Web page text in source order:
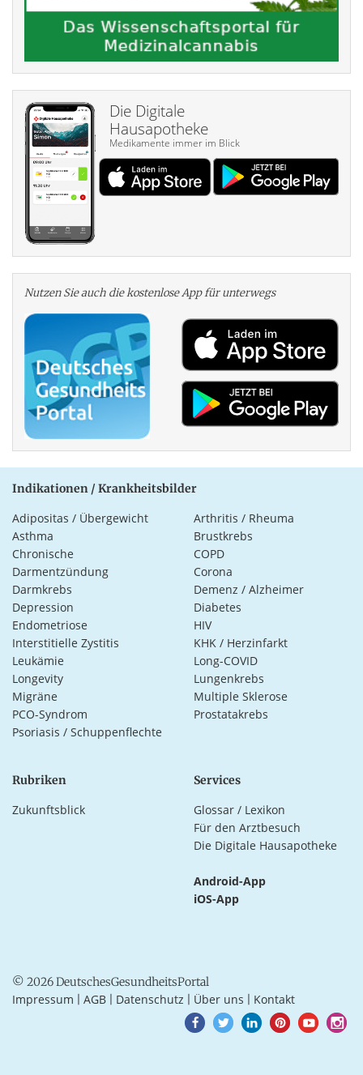
Die Digitale
Hausapotheke
Medikamente immer im Blick
Nutzen Sie auch die kosten­lose App für unterwegs
Indikationen / Krankheitsbilder
Adipositas / Übergewicht
Arthritis / Rheuma
Asthma
Brustkrebs
Chronische
Darmentzündung
COPD
Corona
Darmkrebs
Demenz / Alzheimer
Depression
Diabetes
Endometriose
HIV
Interstitielle Zystitis
KHK / Herzinfarkt
Leukämie
Long-COVID
Longevity
Lungenkrebs
Migräne
Multiple Sklerose
PCO-Syndrom
Prostatakrebs
Psoriasis / Schuppenflechte
Rubriken
Zukunftsblick
Services
Glossar / Lexikon
Für den Arztbesuch
Die Digitale Hausapotheke
Android-App
iOS-App
© 2026 DeutschesGesundheitsPortal
Impressum AGB Datenschutz Über uns Kontakt